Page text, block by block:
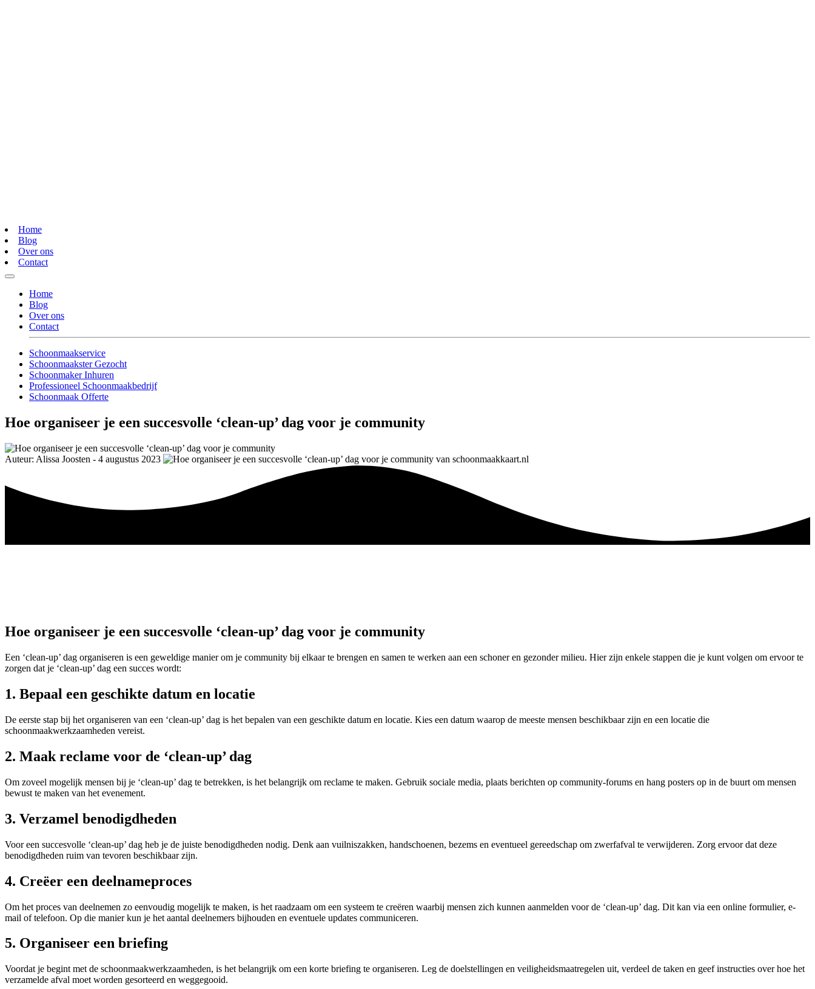
Home
Blog
Over ons
Contact
Home
Blog
Over ons
Contact
Schoonmaakservice
Schoonmaakster Gezocht
Schoonmaker Inhuren
Professioneel Schoonmaakbedrijf
Schoonmaak Offerte
Hoe organiseer je een succesvolle ‘clean-up’ dag voor je community
Auteur: Alissa Joosten - 4 augustus 2023
Hoe organiseer je een succesvolle ‘clean-up’ dag voor je community
Een ‘clean-up’ dag organiseren is een geweldige manier om je community bij elkaar te brengen en samen te werken aan een schoner en gezonder milieu. Hier zijn enkele stappen die je kunt volgen om ervoor te
zorgen dat je ‘clean-up’ dag een succes wordt:
1. Bepaal een geschikte datum en locatie
De eerste stap bij het organiseren van een ‘clean-up’ dag is het bepalen van een geschikte datum en locatie. Kies een datum waarop de meeste mensen beschikbaar zijn en een locatie die
schoonmaakwerkzaamheden vereist.
2. Maak reclame voor de ‘clean-up’ dag
Om zoveel mogelijk mensen bij je ‘clean-up’ dag te betrekken, is het belangrijk om reclame te maken. Gebruik sociale media, plaats berichten op community-forums en hang posters op in de buurt om mensen
bewust te maken van het evenement.
3. Verzamel benodigdheden
Voor een succesvolle ‘clean-up’ dag heb je de juiste benodigdheden nodig. Denk aan vuilniszakken, handschoenen, bezems en eventueel gereedschap om zwerfafval te verwijderen. Zorg ervoor dat deze
benodigdheden ruim van tevoren beschikbaar zijn.
4. Creëer een deelnameproces
Om het proces van deelnemen zo eenvoudig mogelijk te maken, is het raadzaam om een systeem te creëren waarbij mensen zich kunnen aanmelden voor de ‘clean-up’ dag. Dit kan via een online formulier, e-
mail of telefoon. Op die manier kun je het aantal deelnemers bijhouden en eventuele updates communiceren.
5. Organiseer een briefing
Voordat je begint met de schoonmaakwerkzaamheden, is het belangrijk om een korte briefing te organiseren. Leg de doelstellingen en veiligheidsmaatregelen uit, verdeel de taken en geef instructies over hoe het
verzamelde afval moet worden gesorteerd en weggegooid.